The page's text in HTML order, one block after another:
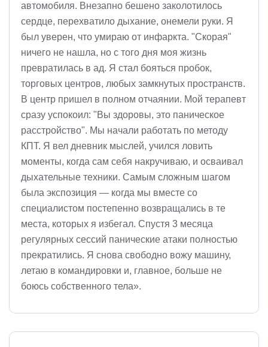
автомобиля. Внезапно бешено заколотилось
сердце, перехватило дыхание, онемели руки. Я
был уверен, что умираю от инфаркта. "Скорая"
ничего не нашла, но с того дня моя жизнь
превратилась в ад. Я стал бояться пробок,
торговых центров, любых замкнутых пространств.
В центр пришел в полном отчаянии. Мой терапевт
сразу успокоил: "Вы здоровы, это паническое
расстройство". Мы начали работать по методу
КПТ. Я вел дневник мыслей, учился ловить
моменты, когда сам себя накручиваю, и осваивал
дыхательные техники. Самым сложным шагом
была экспозиция — когда мы вместе со
специалистом постепенно возвращались в те
места, которых я избегал. Спустя 3 месяца
регулярных сессий панические атаки полностью
прекратились. Я снова свободно вожу машину,
летаю в командировки и, главное, больше не
боюсь собственного тела».